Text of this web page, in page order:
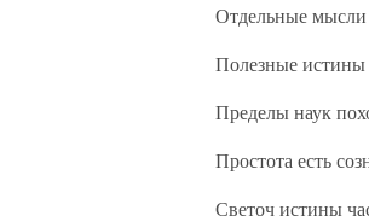
Отдельные мысли
Полезные истины
Пределы наук
Простота есть
Светоч истины